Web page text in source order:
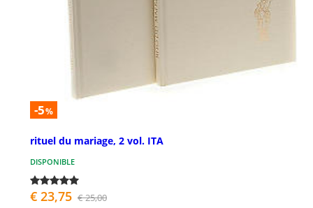
-5%
rituel du mariage, 2 vol. ITA
DISPONIBLE
€ 23,75 € 25,00